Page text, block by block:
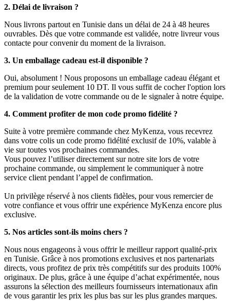
2. Délai de livraison ?
Nous livrons partout en Tunisie dans un délai de 24 à 48 heures
ouvrables. Dès que votre commande est validée, notre livreur vous
contacte pour convenir du moment de la livraison.
3. Un emballage cadeau est-il disponible ?
Oui, absolument ! Nous proposons un emballage cadeau élégant et
premium pour seulement 10 DT. Il vous suffit de cocher l'option lors
de la validation de votre commande ou de le signaler à notre équipe.
4. Comment profiter de mon code promo fidélité ?
Suite à votre première commande chez MyKenza, vous recevrez
dans votre colis un code promo fidélité exclusif de 10%, valable à
vie sur toutes vos prochaines commandes.
Vous pouvez l’utiliser directement sur notre site lors de votre
prochaine commande, ou simplement le communiquer à notre
service client pendant l’appel de confirmation.
Un privilège réservé à nos clients fidèles, pour vous remercier de
votre confiance et vous offrir une expérience MyKenza encore plus
exclusive.
5. Nos articles sont-ils moins chers ?
Nous nous engageons à vous offrir le meilleur rapport qualité-prix
en Tunisie. Grâce à nos promotions exclusives et nos partenariats
directs, vous profitez de prix très compétitifs sur des produits 100%
originaux. De plus, grâce à une équipe d’achat expérimentée, nous
assurons la sélection des meilleurs fournisseurs internationaux afin
de vous garantir les prix les plus bas sur les plus grandes marques.